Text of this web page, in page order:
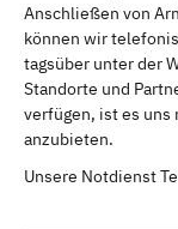
Anschließen von
können wir
tagsüber unter der
Standorte und
verfügen, ist es
anzubieten.
Unsere Notdienst